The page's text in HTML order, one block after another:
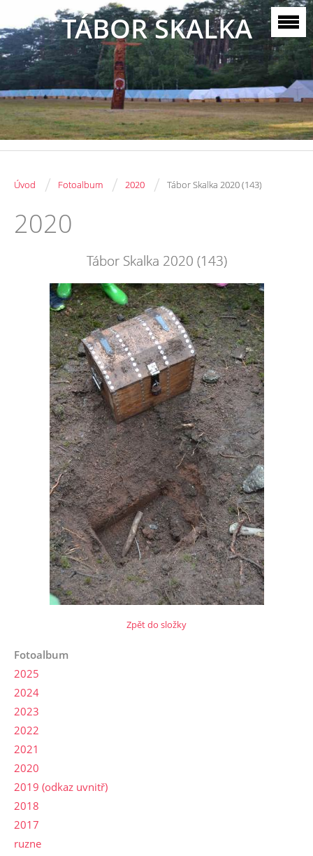
TÁBOR SKALKA
Úvod / Fotoalbum / 2020 / Tábor Skalka 2020 (143)
2020
Tábor Skalka 2020 (143)
Zpět do složky
Fotoalbum
2025
2024
2023
2022
2021
2020
2019 (odkaz uvnitř)
2018
2017
ruzne